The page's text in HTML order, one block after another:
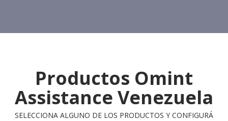
Productos Omint
Assistance Venezuela
SELECCIONA ALGUNO DE LOS PRODUCTOS Y CONFIGURÁ